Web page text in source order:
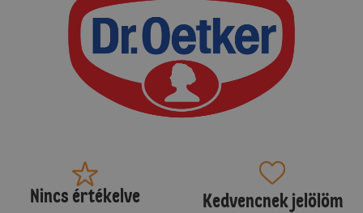
Nincs értékelve Kedvencnek jelölöm